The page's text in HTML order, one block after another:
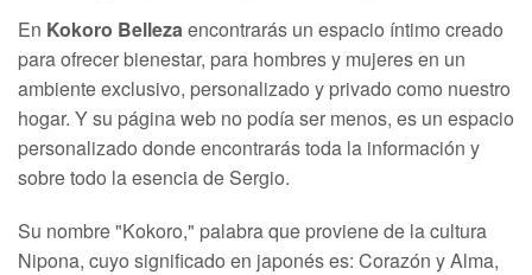
En Kokoro Bellezaencontrarás un espacio íntimo creado
para ofrecer bienestar, para hombres y mujeres en un
ambiente exclusivo, personalizado y privado como nuestro
hogar. Y su página web no podía ser menos, es un espacio
personalizado donde encontrarás toda la información y
sobre todo la esencia de Sergio.
Su nombre "Kokoro," palabra que proviene de la cultura
Nipona, cuyo significado en japonés es: Corazón y Alma,